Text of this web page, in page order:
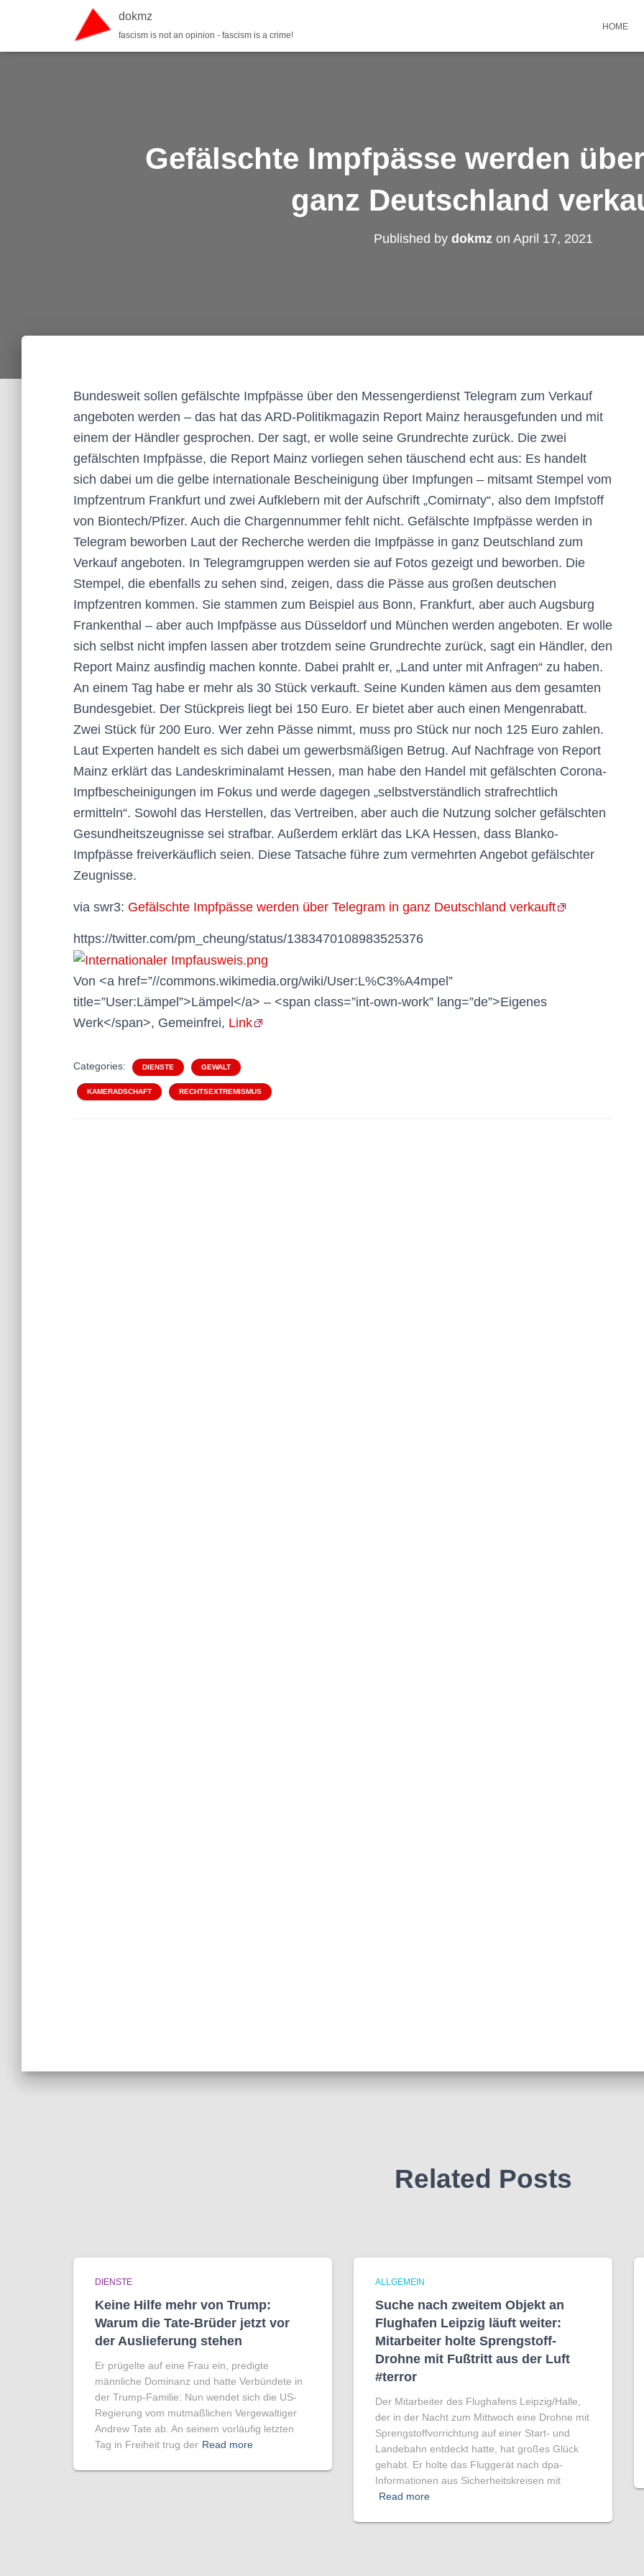
dokmz
fascism is not an opinion - fascism is a crime!
HOME
Gefälschte Impfpässe werden
ganz Deutschland
Published by dokmzon April 17, 2021
Bundesweit sollen gefälschte Impfpässe über den Messengerdienst Telegram zum Verkauf
angeboten werden – das hat das ARD-Politikmagazin Report Mainz herausgefunden und mit
einem der Händler gesprochen. Der sagt, er wolle seine Grundrechte zurück. Die zwei
gefälschten Impfpässe, die Report Mainz vorliegen sehen täuschend echt aus: Es handelt
sich dabei um die gelbe internationale Bescheinigung über Impfungen – mitsamt Stempel vom
Impfzentrum Frankfurt und zwei Aufklebern mit der Aufschrift „Comirnaty“, also dem Impfstoff
von Biontech/Pfizer. Auch die Chargennummer fehlt nicht. Gefälschte Impfpässe werden in
Telegram beworben Laut der Recherche werden die Impfpässe in ganz Deutschland zum
Verkauf angeboten. In Telegramgruppen werden sie auf Fotos gezeigt und beworben. Die
Stempel, die ebenfalls zu sehen sind, zeigen, dass die Pässe aus großen deutschen
Impfzentren kommen. Sie stammen zum Beispiel aus Bonn, Frankfurt, aber auch Augsburg
Frankenthal – aber auch Impfpässe aus Düsseldorf und München werden angeboten. Er wolle
sich selbst nicht impfen lassen aber trotzdem seine Grundrechte zurück, sagt ein Händler, den
Report Mainz ausfindig machen konnte. Dabei prahlt er, „Land unter mit Anfragen“ zu haben.
An einem Tag habe er mehr als 30 Stück verkauft. Seine Kunden kämen aus dem gesamten
Bundesgebiet. Der Stückpreis liegt bei 150 Euro. Er bietet aber auch einen Mengenrabatt.
Zwei Stück für 200 Euro. Wer zehn Pässe nimmt, muss pro Stück nur noch 125 Euro zahlen.
Laut Experten handelt es sich dabei um gewerbsmäßigen Betrug. Auf Nachfrage von Report
Mainz erklärt das Landeskriminalamt Hessen, man habe den Handel mit gefälschten Corona-
Impfbescheinigungen im Fokus und werde dagegen „selbstverständlich strafrechtlich
ermitteln“. Sowohl das Herstellen, das Vertreiben, aber auch die Nutzung solcher gefälschten
Gesundheitszeugnisse sei strafbar. Außerdem erklärt das LKA Hessen, dass Blanko-
Impfpässe freiverkäuflich seien. Diese Tatsache führe zum vermehrten Angebot gefälschter
Zeugnisse.
via swr3: Gefälschte Impfpässe werden über Telegram in ganz Deutschland verkauft
https://twitter.com/pm_cheung/status/1383470108983525376
Von <a href=”//commons.wikimedia.org/wiki/User:L%C3%A4mpel”
title=”User:Lämpel”>Lämpel</a> – <span class=”int-own-work” lang=”de”>Eigenes
Werk</span>, Gemeinfrei, Link
Categories: DIENSTE GEWALT
KAMERADSCHAFT RECHTSEXTREMISMUS
Related Posts
DIENSTE
Keine Hilfe mehr von Trump:
Warum die Tate-Brüder jetzt vor
der Auslieferung stehen
Er prügelte auf eine Frau ein, predigte
männliche Dominanz und hatte Verbündete in
der Trump-Familie: Nun wendet sich die US-
Regierung vom mutmaßlichen Vergewaltiger
Andrew Tate ab. An seinem vorläufig letzten
Tag in Freiheit trug der Read more
ALLGEMEIN
Suche nach zweitem Objekt an
Flughafen Leipzig läuft weiter:
Mitarbeiter holte Sprengstoff-
Drohne mit Fußtritt aus der Luft
#terror
Der Mitarbeiter des Flughafens Leipzig/Halle,
der in der Nacht zum Mittwoch eine Drohne mit
Sprengstoffvorrichtung auf einer Start- und
Landebahn entdeckt hatte, hat großes Glück
gehabt. Er holte das Fluggerät nach dpa-
Informationen aus Sicherheitskreisen mit
Read more